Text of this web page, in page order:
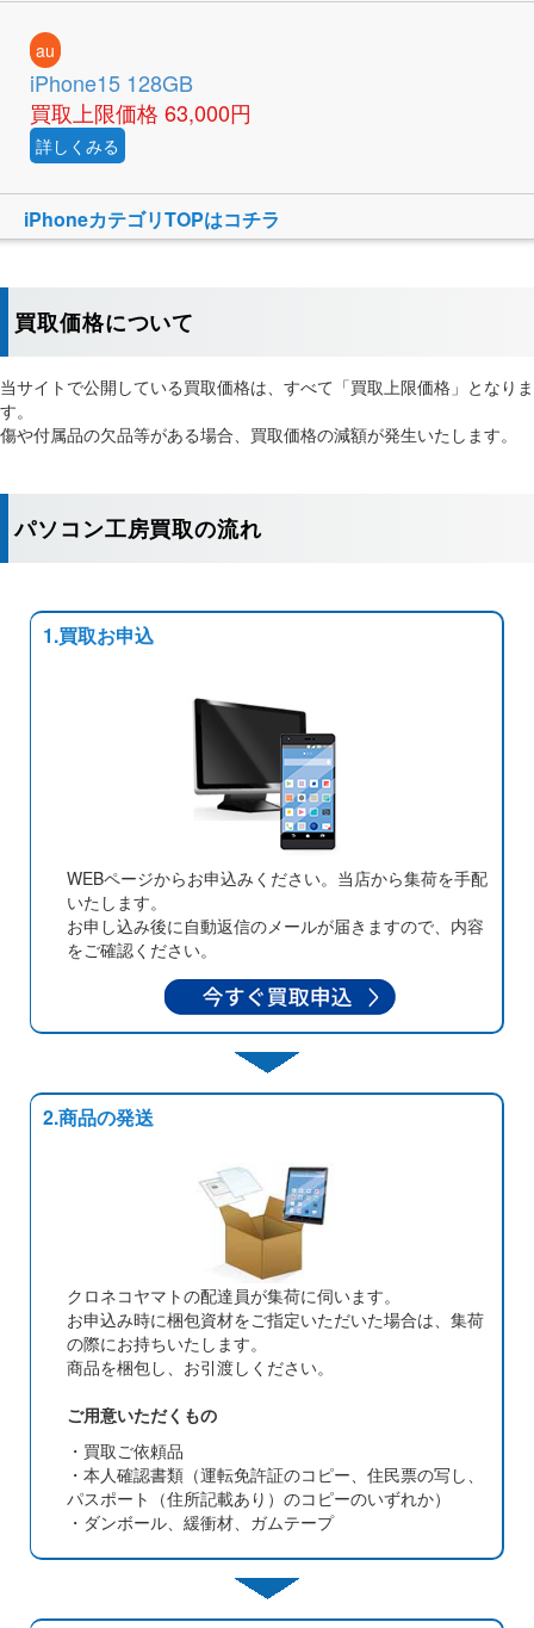
au
iPhone15 128GB
買取上限価格 63,000円
詳しくみる
iPhoneカテゴリTOPはコチラ
買取価格について
当サイトで公開している買取価格は、すべて「買取上限価格」となりま
す。
傷や付属品の欠品等がある場合、買取価格の減額が発生いたします。
パソコン工房買取の流れ
1.買取お申込
WEBページからお申込みください。当店から集荷を手配
いたします。
お申し込み後に自動返信のメールが届きますので、内容
をご確認ください。
2.商品の発送
クロネコヤマトの配達員が集荷に伺います。
お申込み時に梱包資材をご指定いただいた場合は、集荷
の際にお持ちいたします。
商品を梱包し、お引渡しください。
ご用意いただくもの
・買取ご依頼品
・本人確認書類（運転免許証のコピー、住民票の写し、
パスポート（住所記載あり）のコピーのいずれか）
・ダンボール、緩衝材、ガムテープ